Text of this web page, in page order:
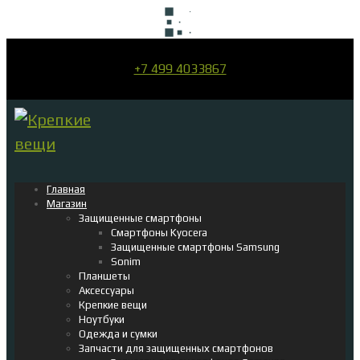
+7 499 4033867
Главная
Магазин
Защищенные смартфоны
Смартфоны Kyocera
Защищенные смартфоны Samsung
Sonim
Планшеты
Аксессуары
Крепкие вещи
Ноутбуки
Одежда и сумки
Запчасти для защищенных смартфонов